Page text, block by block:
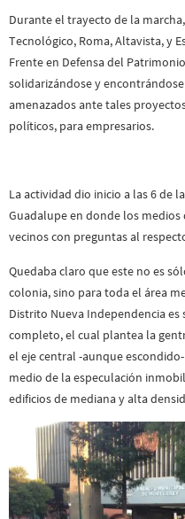
Durante el trayecto de la
Tecnológico, Roma, Altavista, y
Frente en Defensa del
solidarizándose y
amenazados ante tales
políticos, para empresarios.
La actividad dio inicio a las 6 de
Guadalupe en donde los
vecinos con preguntas al
Quedaba claro que este no es
colonia, sino para toda el área
Distrito Nueva Independencia
completo, el cual plantea la
el eje central -aunque
medio de la especulación
edificios de mediana y alta